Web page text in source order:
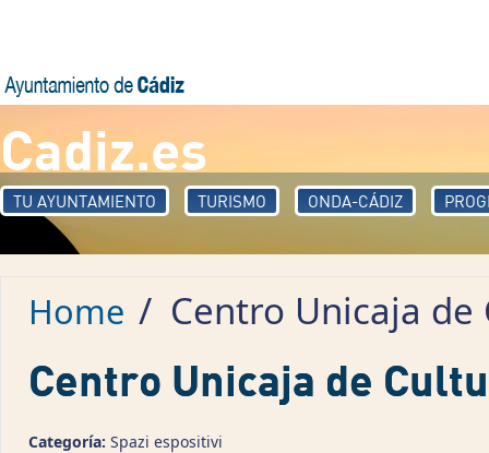
Cadiz.es
TU AYUNTAMIENTO TURISMO ONDA-CÁDIZ
Home / Centro Unicaja de
Centro Unicaja de
Categoría: Spazi espositivi